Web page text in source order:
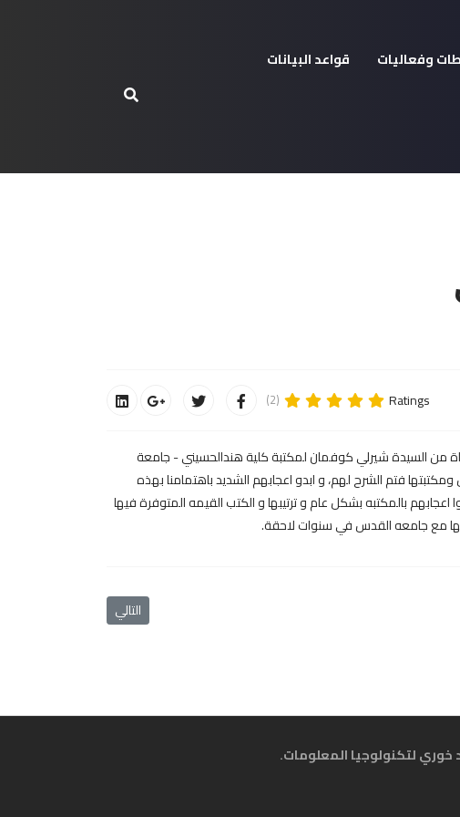
وفعاليات قواعد البيانات
Ratings
(2)
الذي رغب بالاطلاع على الكتب المهداة من السيدة شيرلي كوفمان لمكتبة كلية هندالحسيني - جامعة
فتم الشرح لهم، و ابدو اعجابهم الشديد باهتمامنا بهذه
بالمكتبه بشكل عام و ترتيبها و الكتب القيمه المتوفرة فيها
مع جامعه القدس في سنوات لاحقة.
المقال التالي: دورة
التالي
لتكنولوجيا المعلومات.